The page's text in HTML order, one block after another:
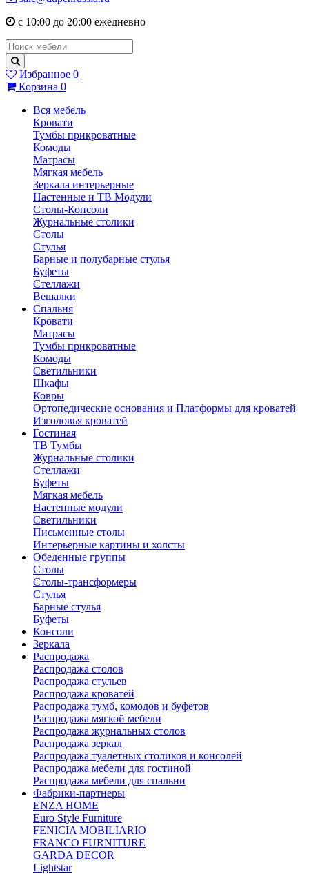
с 10:00 до 20:00 ежедневно
Избранное 0
Корзина 0
Вся мебель
Кровати
Тумбы прикроватные
Комоды
Матрасы
Мягкая мебель
Зеркала интерьерные
Настенные и ТВ Модули
Столы-Консоли
Журнальные столики
Столы
Стулья
Барные и полубарные стулья
Буфеты
Стеллажи
Вешалки
Cпальня
Кровати
Матрасы
Тумбы прикроватные
Комоды
Светильники
Шкафы
Ковры
Ортопедические основания и Платформы для кроватей
Изголовья кроватей
Гостиная
ТВ Тумбы
Журнальные столики
Стеллажи
Буфеты
Мягкая мебель
Настенные модули
Светильники
Письменные столы
Интерьерные картины и холсты
Обеденные группы
Столы
Столы-трансформеры
Стулья
Барные стулья
Буфеты
Консоли
Зеркала
Распродажа
Распродажа столов
Распродажа стульев
Распродажа кроватей
Распродажа тумб, комодов и буфетов
Распродажа мягкой мебели
Распродажа журнальных столов
Распродажа зеркал
Распродажа туалетных столиков и консолей
Распродажа мебели для гостиной
Распродажа мебели для спальни
Фабрики-партнеры
ENZA HOME
Euro Style Furniture
FENICIA MOBILIARIO
FRANCO FURNITURE
GARDA DECOR
Lightstar